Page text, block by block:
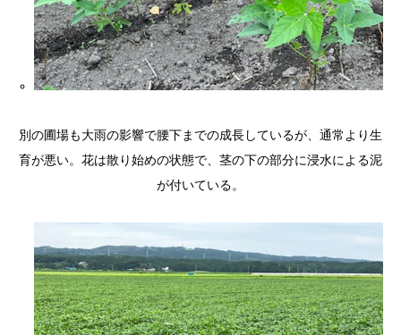
別の圃場も大雨の影響で腰下までの成長しているが、通常より生
育が悪い。花は散り始めの状態で、茎の下の部分に浸水による泥
が付いている。